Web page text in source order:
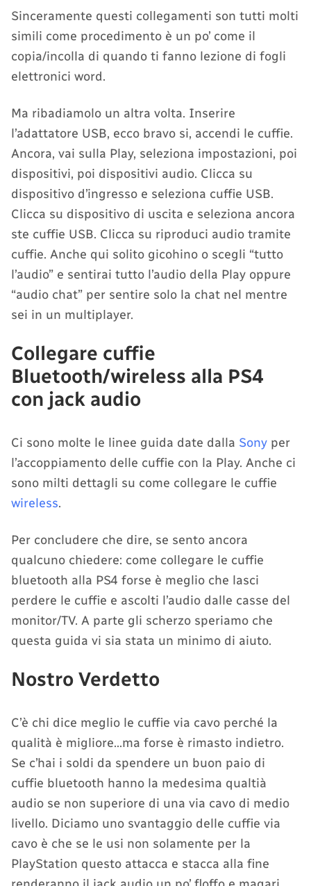
Sinceramente questi collegamenti son tutti molti
simili come procedimento è un po’ come il
copia/incolla di quando ti fanno lezione di fogli
elettronici word.
Ma ribadiamolo un altra volta. Inserire
l’adattatore USB, ecco bravo si, accendi le cuffie.
Ancora, vai sulla Play, seleziona impostazioni, poi
dispositivi, poi dispositivi audio. Clicca su
dispositivo d’ingresso e seleziona cuffie USB.
Clicca su dispositivo di uscita e seleziona ancora
ste cuffie USB. Clicca su riproduci audio tramite
cuffie. Anche qui solito gicohino o scegli “tutto
l’audio” e sentirai tutto l’audio della Play oppure
“audio chat” per sentire solo la chat nel mentre
sei in un multiplayer.
Collegare cuffie
Bluetooth/wireless alla PS4
con jack audio
Ci sono molte le linee guida date dalla Sony per
l’accoppiamento delle cuffie con la Play. Anche ci
sono milti dettagli su come collegare le cuffie
wireless.
Per concludere che dire, se sento ancora
qualcuno chiedere: come collegare le cuffie
bluetooth alla PS4 forse è meglio che lasci
perdere le cuffie e ascolti l’audio dalle casse del
monitor/TV. A parte gli scherzo speriamo che
questa guida vi sia stata un minimo di aiuto.
Nostro Verdetto
C’è chi dice meglio le cuffie via cavo perché la
qualità è migliore…ma forse è rimasto indietro.
Se c’hai i soldi da spendere un buon paio di
cuffie bluetooth hanno la medesima qualtià
audio se non superiore di una via cavo di medio
livello. Diciamo uno svantaggio delle cuffie via
cavo è che se le usi non solamente per la
PlayStation questo attacca e stacca alla fine